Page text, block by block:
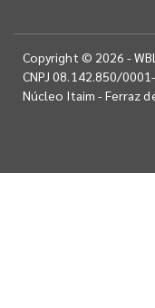
Copyright © 2026 -
CNPJ 08.142.850/
Núcleo Itaim - Ferraz